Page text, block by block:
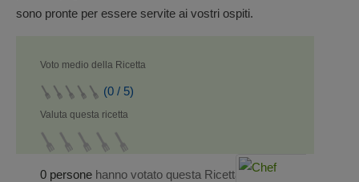
sono pronte per essere servite ai vostri ospiti.
Voto medio della Ricetta
(0 / 5)
Valuta questa ricetta
0 persone hanno votato questa Ricetta